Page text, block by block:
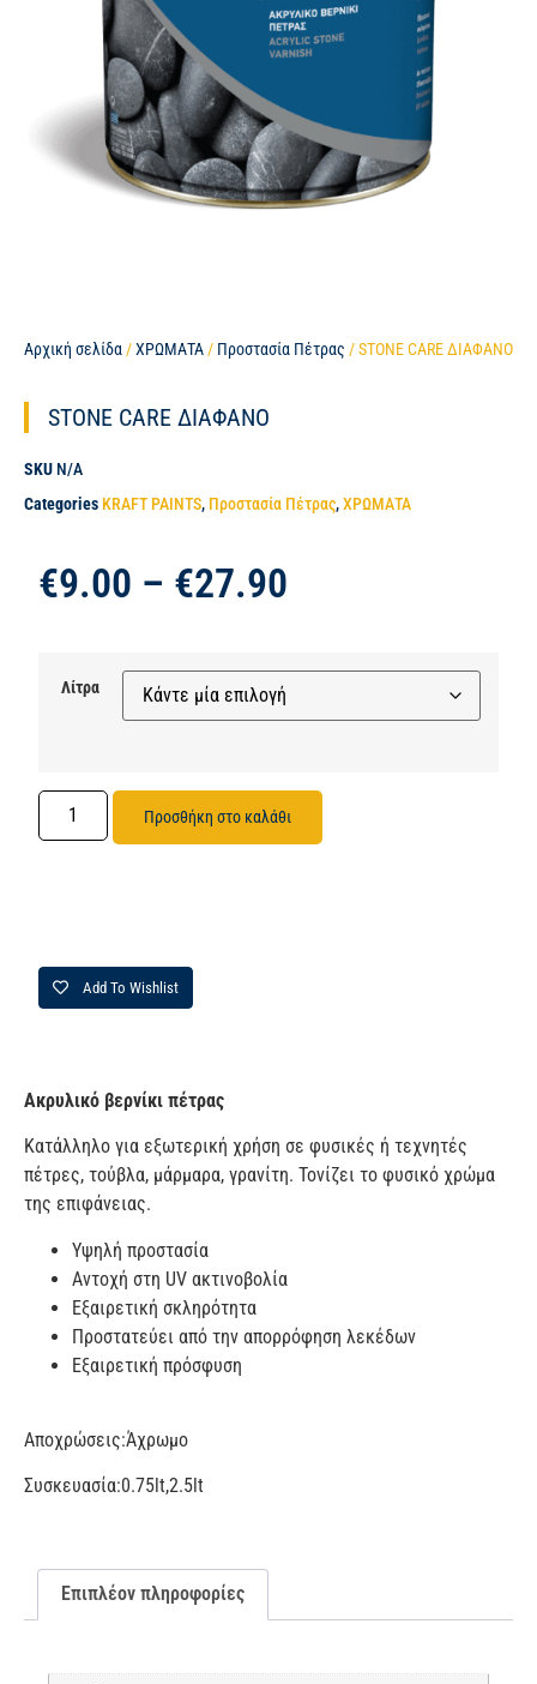
Αρχική σελίδα /ΧΡΩΜΑΤΑ / Προστασία Πέτρας / STONE CARE ΔΙΑΦΑΝΟ
STONE CARE ΔΙΑΦΑΝΟ
SKU N/A
Categories KRAFT PAINTS, Προστασία Πέτρας,ΧΡΩΜΑΤΑ
€9.00 – €27.90
Λίτρα
Προσθήκη στο καλάθι
Add To Wishlist
Ακρυλικό βερνίκι πέτρας
Κατάλληλο για εξωτερική χρήση σε φυσικές ή τεχνητές
πέτρες, τούβλα, μάρμαρα, γρανίτη. Τονίζει το φυσικό χρώμα
της επιφάνειας.
Υψηλή προστασία
Αντοχή στη UV ακτινοβολία
Εξαιρετική σκληρότητα
Προστατεύει από την απορρόφηση λεκέδων
Εξαιρετική πρόσφυση
Αποχρώσεις:Άχρωμο
Συσκευασία:0.75lt,2.5lt
Επιπλέον πληροφορίες